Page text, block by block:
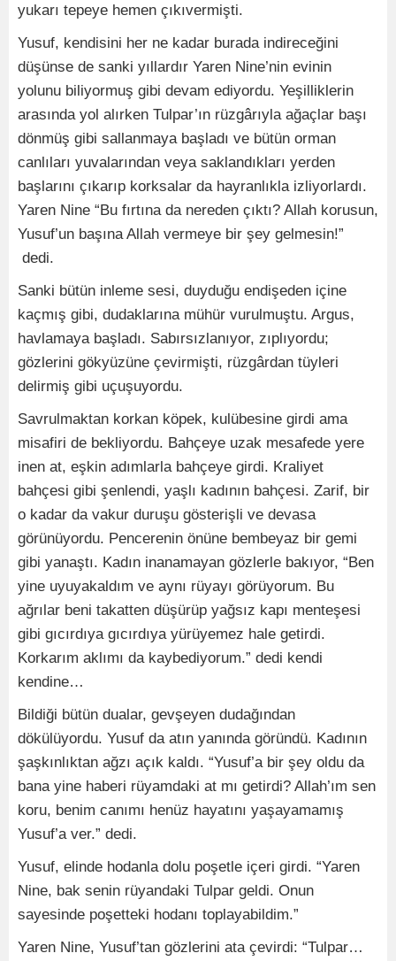
yukarı tepeye hemen çıkıvermişti.
Yusuf, kendisini her ne kadar burada indireceğini
düşünse de sanki yıllardır Yaren Nine’nin evinin
yolunu biliyormuş gibi devam ediyordu. Yeşilliklerin
arasında yol alırken Tulpar’ın rüzgârıyla ağaçlar başı
dönmüş gibi sallanmaya başladı ve bütün orman
canlıları yuvalarından veya saklandıkları yerden
başlarını çıkarıp korksalar da hayranlıkla izliyorlardı.
Yaren Nine “Bu fırtına da nereden çıktı? Allah korusun,
Yusuf’un başına Allah vermeye bir şey gelmesin!”
dedi.
Sanki bütün inleme sesi, duyduğu endişeden içine
kaçmış gibi, dudaklarına mühür vurulmuştu. Argus,
havlamaya başladı. Sabırsızlanıyor, zıplıyordu;
gözlerini gökyüzüne çevirmişti, rüzgârdan tüyleri
delirmiş gibi uçuşuyordu.
Savrulmaktan korkan köpek, kulübesine girdi ama
misafiri de bekliyordu. Bahçeye uzak mesafede yere
inen at, eşkin adımlarla bahçeye girdi. Kraliyet
bahçesi gibi şenlendi, yaşlı kadının bahçesi. Zarif, bir
o kadar da vakur duruşu gösterişli ve devasa
görünüyordu. Pencerenin önüne bembeyaz bir gemi
gibi yanaştı. Kadın inanamayan gözlerle bakıyor, “Ben
yine uyuyakaldım ve aynı rüyayı görüyorum. Bu
ağrılar beni takatten düşürüp yağsız kapı menteşesi
gibi gıcırdıya gıcırdıya yürüyemez hale getirdi.
Korkarım aklımı da kaybediyorum.” dedi kendi
kendine…
Bildiği bütün dualar, gevşeyen dudağından
dökülüyordu. Yusuf da atın yanında göründü. Kadının
şaşkınlıktan ağzı açık kaldı. “Yusuf’a bir şey oldu da
bana yine haberi rüyamdaki at mı getirdi? Allah’ım sen
koru, benim canımı henüz hayatını yaşayamamış
Yusuf’a ver.” dedi.
Yusuf, elinde hodanla dolu poşetle içeri girdi. “Yaren
Nine, bak senin rüyandaki Tulpar geldi. Onun
sayesinde poşetteki hodanı toplayabildim.”
Yaren Nine, Yusuf’tan gözlerini ata çevirdi: “Tulpar…